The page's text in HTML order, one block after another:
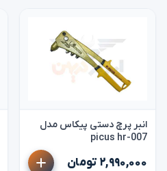
انبر پرچ دستی پیکاس مدل
picus hr-007
۲,۹۹۰,۰۰۰ تومان